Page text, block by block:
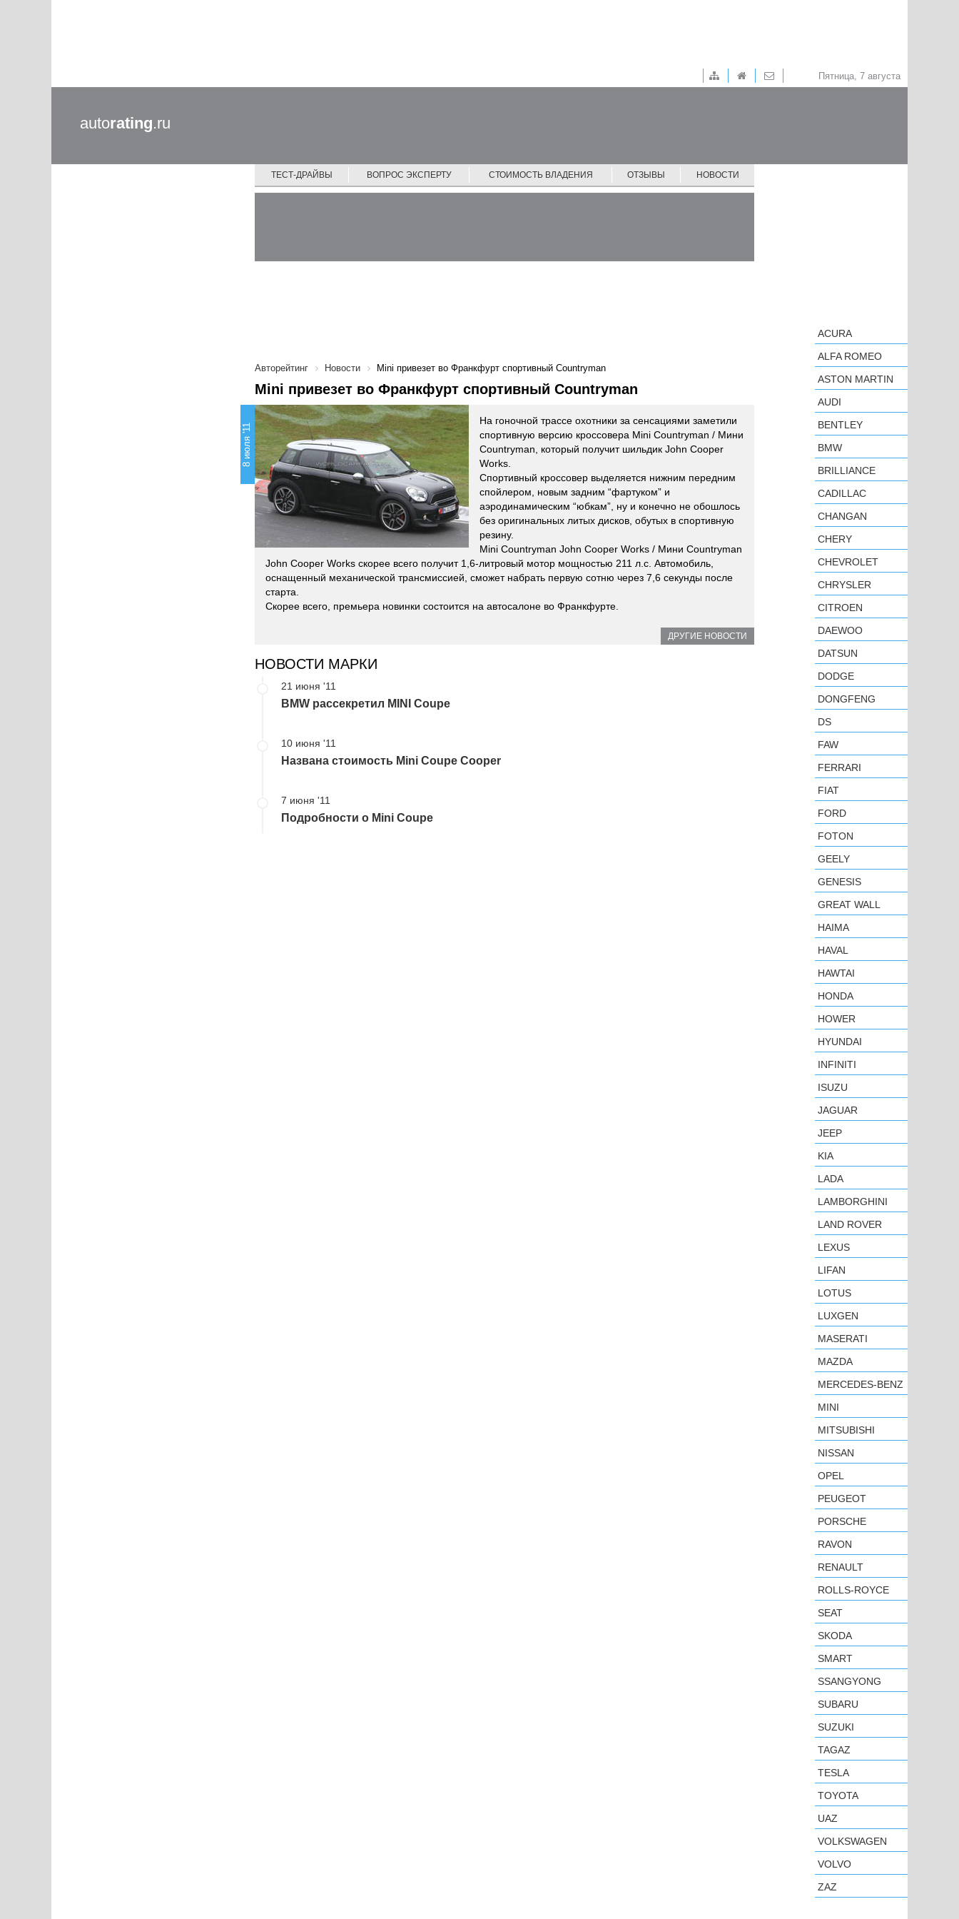
Пятница, 7 августа
autorating.ru
ТЕСТ-ДРАЙВЫ ВОПРОС ЭКСПЕРТУ СТОИМОСТЬ ВЛАДЕНИЯ ОТЗЫВЫ НОВОСТИ
Авторейтинг Новости Mini привезет во Франкфурт спортивный Countryman
Mini привезет во Франкфурт спортивный Countryman
8 июля '11
На гоночной трассе охотники за сенсациями заметили
спортивную версию кроссовера Mini Countryman / Мини
Countryman, который получит шильдик John Cooper
Works.
Спортивный кроссовер выделяется нижним передним
спойлером, новым задним “фартуком” и
аэродинамическим “юбкам”, ну и конечно не обошлось
без оригинальных литых дисков, обутых в спортивную
резину.
Mini Countryman John Cooper Works / Мини Countryman
John Cooper Works скорее всего получит 1,6-литровый мотор мощностью 211 л.с. Автомобиль,
оснащенный механической трансмиссией, сможет набрать первую сотню через 7,6 секунды после
старта.
Скорее всего, премьера новинки состоится на автосалоне во Франкфурте.
ДРУГИЕ НОВОСТИ
НОВОСТИ МАРКИ
21 июня '11
BMW рассекретил MINI Coupe
10 июня '11
Названа стоимость Mini Coupe Cooper
7 июня '11
Подробности о Mini Coupe
ACURA
ALFA ROMEO
ASTON MARTIN
AUDI
BENTLEY
BMW
BRILLIANCE
CADILLAC
CHANGAN
CHERY
CHEVROLET
CHRYSLER
CITROEN
DAEWOO
DATSUN
DODGE
DONGFENG
DS
FAW
FERRARI
FIAT
FORD
FOTON
GEELY
GENESIS
GREAT WALL
HAIMA
HAVAL
HAWTAI
HONDA
HOWER
HYUNDAI
INFINITI
ISUZU
JAGUAR
JEEP
KIA
LADA
LAMBORGHINI
LAND ROVER
LEXUS
LIFAN
LOTUS
LUXGEN
MASERATI
MAZDA
MERCEDES-BENZ
MINI
MITSUBISHI
NISSAN
OPEL
PEUGEOT
PORSCHE
RAVON
RENAULT
ROLLS-ROYCE
SEAT
SKODA
SMART
SSANGYONG
SUBARU
SUZUKI
TAGAZ
TESLA
TOYOTA
UAZ
VOLKSWAGEN
VOLVO
ZAZ